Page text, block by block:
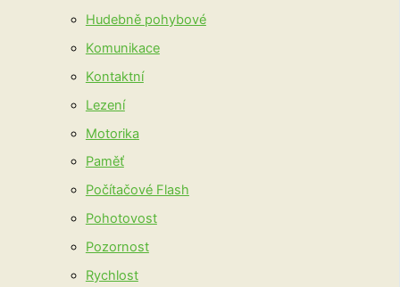
Hudebně pohybové
Komunikace
Kontaktní
Lezení
Motorika
Paměť
Počítačové Flash
Pohotovost
Pozornost
Rychlost